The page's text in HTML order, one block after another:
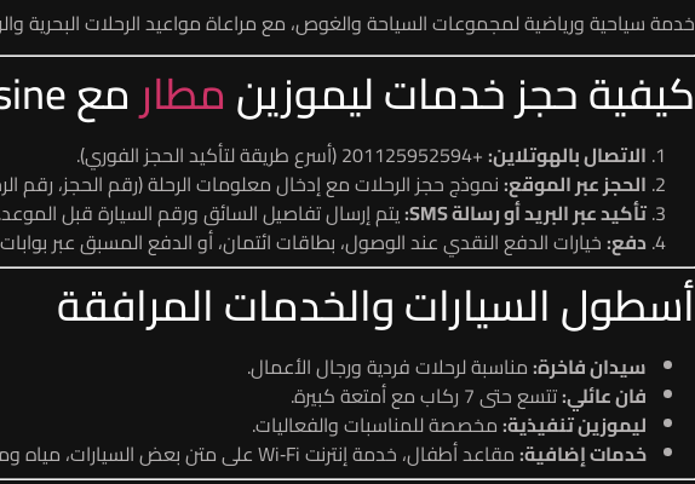
خدمة سياحية ورياضية لمجموعات السياحة والغوص، مع مراعاة مواعيد الرحلات البحرية
كيفية حجز خدمات ليموزينمطارمع Raw Limousine
الاتصال بالهوتلاين:+201125952594 (أسرع طريقة لتأكيد الحجز الفوري).
الحجز عبر الموقع:نموذج حجز الرحلات مع إدخال معلومات الرحلة (رقم الحجز، رقم
تأكيد عبر البريد أو رسالة SMS:
يتم إرسال تفاصيل السائق ورقم السيارة قبل الموعد.
دفع:خيارات الدفع النقدي عند الوصول، بطاقات ائتمان، أو الدفع المسبق عبر
أسطول السيارات والخدمات المرافقة
سيدان فاخرة:مناسبة لرحلات فردية ورجال الأعمال.
فان عائلي:تتسع حتى 7 ركاب مع أمتعة كبيرة.
ليموزين تنفيذية:مخصصة للمناسبات والفعاليات.
خدمات إضافية:مقاعد أطفال، خدمة إنترنت Wi‑Fi على متن بعض السيارات، مياه ومشروبات، ترحيب شخصي.